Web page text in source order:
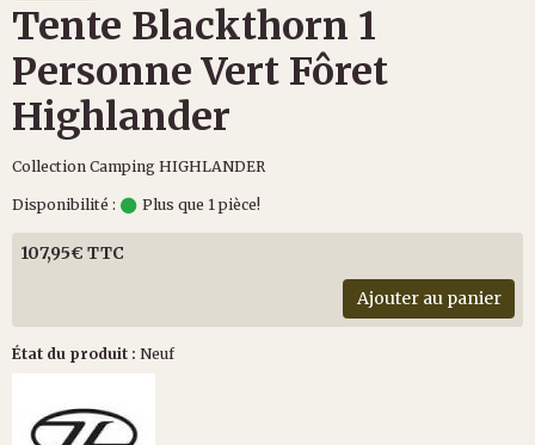
Tente Blackthorn 1
Personne Vert Fôret
Highlander
Collection Camping HIGHLANDER
Disponibilité : Plus que 1 pièce!
107,95€ TTC
Ajouter au panier
État du produit : Neuf